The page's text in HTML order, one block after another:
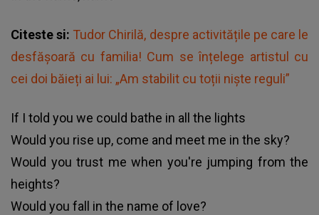
Citeste si: Tudor Chirilă, despre activitățile pe care le
desfășoară cu familia! Cum se înțelege artistul cu
cei doi băieți ai lui: „Am stabilit cu toții niște reguli”
If I told you we could bathe in all the lights
Would you rise up, come and meet me in the sky?
Would you trust me when you're jumping from the
heights?
Would you fall in the name of love?